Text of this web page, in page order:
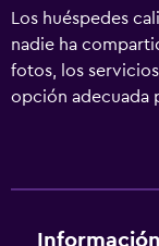
Los huéspedes
nadie ha
fotos, los
opción adecuada